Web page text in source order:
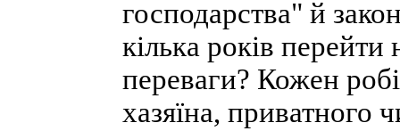
господарства" й
кілька років перейти
переваги? Кожен
хазяїна, приватного